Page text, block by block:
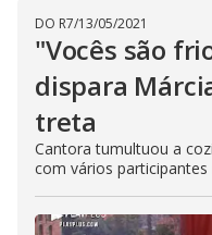
DO R7/13/05/2021
"Vocês são
dispara
treta
Cantora tumultuou a
com vários